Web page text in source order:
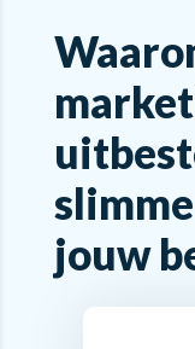
jouw